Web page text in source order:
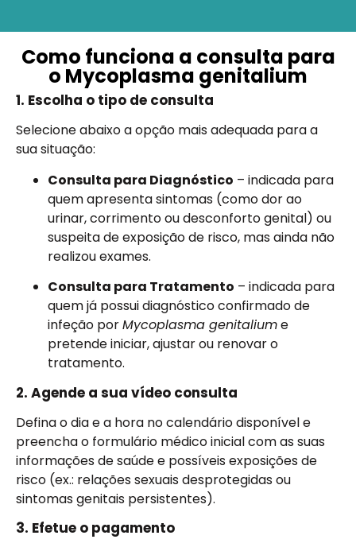
Como funciona a consulta para
o Mycoplasma genitalium
1. Escolha o tipo de consulta
Selecione abaixo a opção mais adequada para a
sua situação:
Consulta para Diagnóstico – indicada para
quem apresenta sintomas (como dor ao
urinar, corrimento ou desconforto genital) ou
suspeita de exposição de risco, mas ainda não
realizou exames.
Consulta para Tratamento – indicada para
quem já possui diagnóstico confirmado de
infeção porMycoplasma genitaliume
pretende iniciar, ajustar ou renovar o
tratamento.
2. Agende a sua vídeo consulta
Defina o dia e a hora no calendário disponível e
preencha o formulário médico inicial com as suas
informações de saúde e possíveis exposições de
risco (ex.: relações sexuais desprotegidas ou
sintomas genitais persistentes).
3. Efetue o pagamento